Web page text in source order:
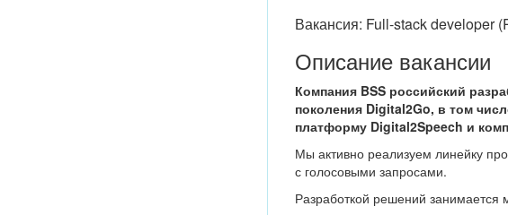
Вакансия: Full-stack developer
Описание вакансии
Компания BSS российский
поколения Digital2Go, в том
платформу Digital2Speech и
Мы активно реализуем линейку
с голосовыми запросами.
Разработкой решений